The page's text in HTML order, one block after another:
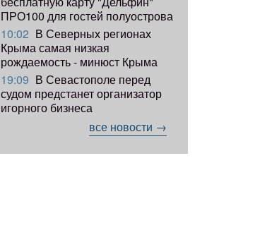
ПРО100 для гостей полуострова
10:02 В Северных регионах
Крыма самая низкая
рождаемость - минюст Крыма
19:09 В Севастополе перед
судом предстанет организатор
игорного бизнеса
все новости →